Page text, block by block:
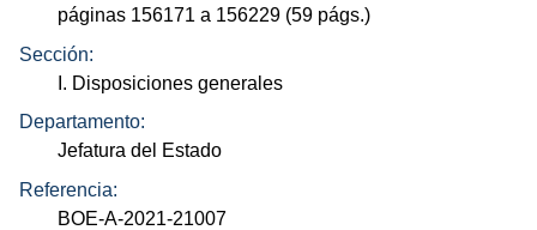
páginas 156171 a 156229 (59 págs.)
Sección:
I. Disposiciones generales
Departamento:
Jefatura del Estado
Referencia:
BOE-A-2021-21007